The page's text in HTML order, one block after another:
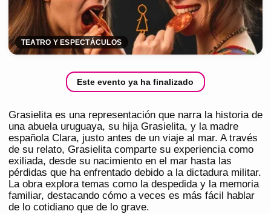
TEATRO Y ESPECTÁCULOS
Este evento ya ha finalizado
Grasielita es una representación que narra la historia de
una abuela uruguaya, su hija Grasielita, y la madre
española Clara, justo antes de un viaje al mar. A través
de su relato, Grasielita comparte su experiencia como
exiliada, desde su nacimiento en el mar hasta las
pérdidas que ha enfrentado debido a la dictadura militar.
La obra explora temas como la despedida y la memoria
familiar, destacando cómo a veces es más fácil hablar
de lo cotidiano que de lo grave.